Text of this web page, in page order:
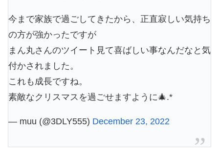
今まで家族で過ごしてきたから、正直寂しい気持ち
の方が強かったですが
まん丸さんのツイート見て喜ばしい事なんだなと気
付かされました。
これも成長ですね。
素敵なクリスマスを過ごせますように🎄.*
— muu (@3DLY555) December 23, 2022